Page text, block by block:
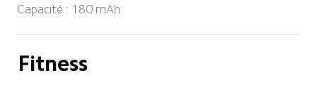
Capacité : 180 mAh
Fitness